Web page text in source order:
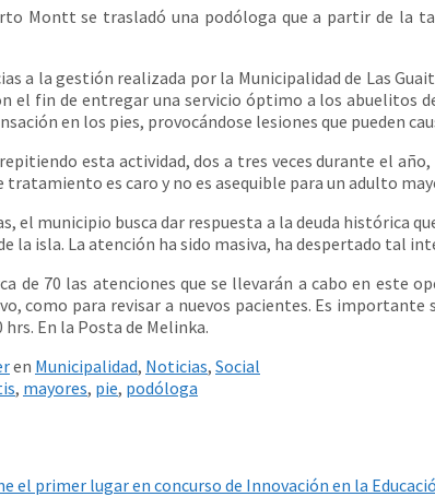
se trasladó una podóloga que a partir de la
la gestión realizada por la Municipalidad de Las
el fin de entregar una servicio óptimo a los abuelitos
en los pies, provocándose lesiones que pueden
esta actividad, dos a tres veces durante el
tratamiento es caro y no es asequible para un adulto
municipio busca dar respuesta a la deuda histórica
la isla. La atención ha sido masiva, ha despertado tal
70 las atenciones que se llevarán a cabo en este
como para revisar a nuevos pacientes. Es
hrs. En la Posta de Melinka.
en Municipalidad, Noticias, Social
, mayores, pie, podóloga
el primer lugar en concurso de Innovación en la